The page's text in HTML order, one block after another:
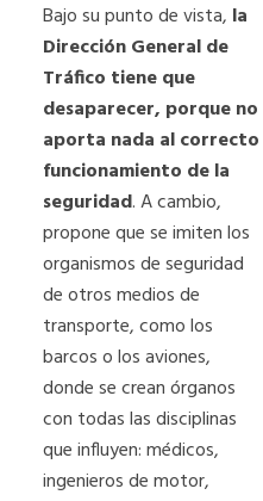
Bajo su punto de vista, la
Dirección General de
Tráfico tiene que
desaparecer, porque no
aporta nada al correcto
funcionamiento de la
seguridad. A cambio,
propone que se imiten los
organismos de seguridad
de otros medios de
transporte, como los
barcos o los aviones,
donde se crean órganos
con todas las disciplinas
que influyen: médicos,
ingenieros de motor,